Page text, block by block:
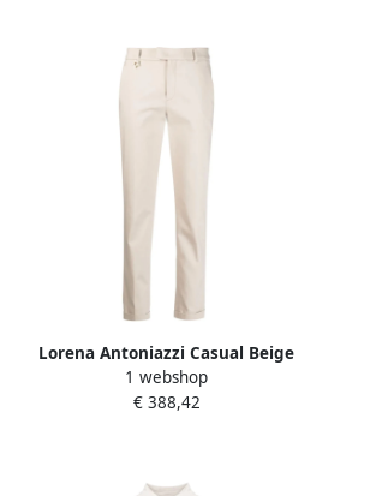
Lorena Antoniazzi Casual Beige
Broek Beige Dames
1 webshop
€ 388,42